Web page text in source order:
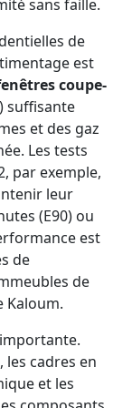
sans faille.
de
est
coupe-
suffisante
et des gaz
Les tests
par exemple,
leur
(E90) ou
est
de
de
Kaloum.
cadres en
et les